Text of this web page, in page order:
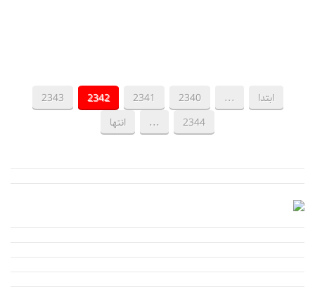
ابتدا ...
2340
2341
2342
2343
2344
... انتها